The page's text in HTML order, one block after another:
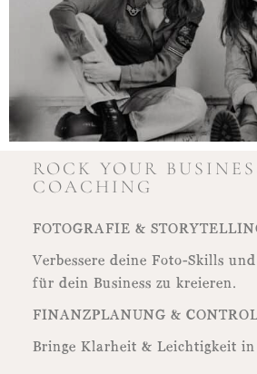
ROCK YOUR
COACHING
FOTOGRAFIE &
Verbessere deine Foto-Skills
für dein Business zu kreieren.
FINANZPLANUNG &
Bringe Klarheit & Leichtigkeit in